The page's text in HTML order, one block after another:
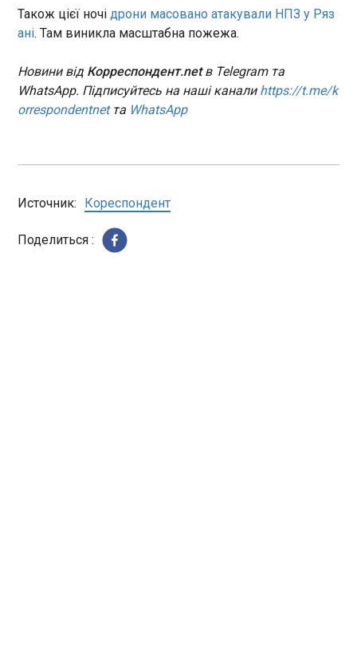
Китай погодився купити 200
літаків Boeing, заявив у
Дональд Трамп. Це значно
менше, ніж очікували
аналітики, через що акції
авіабудівної компанії впали.
зокрема коли саме та які
поставлені. Однак обсяг
ЧИТАТЬ
Також цієї ночідрони масовано атакували НПЗ у Ряз
ані. Там виникла масштабна пожежа.
Новини від Корреспондент.netв Telegram та
WhatsApp. Підписуйтесь на наші канали https://t.me/k
orrespondentnetта WhatsApp
Источник: Кореспондент
Поделиться :